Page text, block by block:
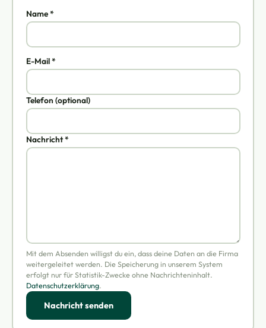
Name *
E-Mail *
Telefon (optional)
Nachricht *
Mit dem Absenden willigst du ein, dass deine Daten an die Firma
weitergeleitet werden. Die Speicherung in unserem System
erfolgt nur für Statistik-Zwecke ohne Nachrichteninhalt.
Datenschutzerklärung.
Nachricht senden